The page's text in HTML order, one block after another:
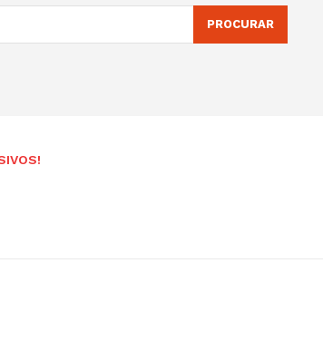
PROCURAR